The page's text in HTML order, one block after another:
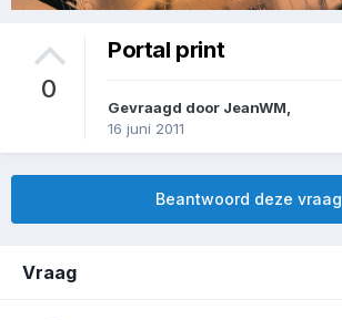
0
Portal print
Gevraagd door JeanWM
16 juni 2011
Beantwoord deze vraag
Vraag